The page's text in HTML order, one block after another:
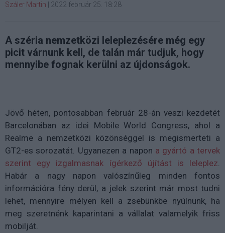
Száler Martin 2022 február 25. 18:28
A széria nemzetközi leleplezésére még egy
picit várnunk kell, de talán már tudjuk, hogy
mennyibe fognak kerülni az újdonságok.
Jövő héten, pontosabban február 28-án veszi kezdetét
Barcelonában az idei Mobile World Congress, ahol a
Realme a nemzetközi közönséggel is megismerteti a
GT2-es sorozatát. Ugyanezen a napon a gyártó a tervek
szerint egy izgalmasnak ígérkező újítást is leleplez.
Habár a nagy napon valószínűleg minden fontos
információra fény derül, a jelek szerint már most tudni
lehet, mennyire mélyen kell a zsebünkbe nyúlnunk, ha
meg szeretnénk kaparintani a vállalat valamelyik friss
mobilját.